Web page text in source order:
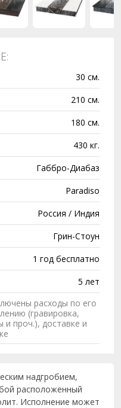
30 см.
210 см.
180 см.
430 кг.
Габбро-Диабаз
Paradiso
Россия / Индия
Грин-Стоун
1 год бесплатно
5 лет
расходы по его
(гравировка,
и проч.), доставке и
надгробием,
расположенный
Исполнение может